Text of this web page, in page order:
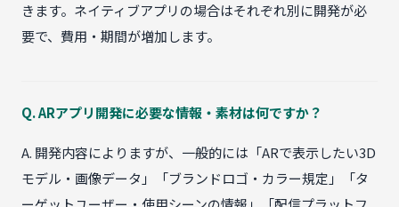
きます。ネイティブアプリの場合はそれぞれ別に開発が必
要で、費用・期間が増加します。
Q. ARアプリ開発に必要な情報・素材は何ですか？
A. 開発内容によりますが、一般的には「ARで表示したい3D
モデル・画像データ」「ブランドロゴ・カラー規定」「タ